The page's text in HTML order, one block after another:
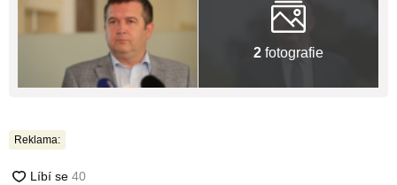
2 fotografie
Reklama: